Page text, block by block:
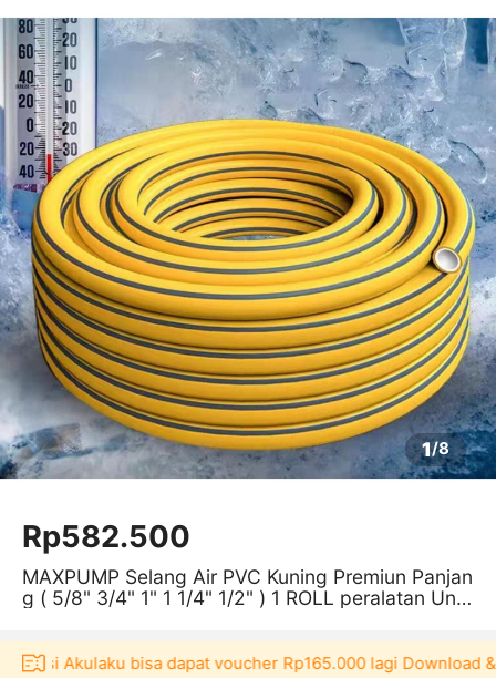
1/8
Rp582.500
MAXPUMP Selang Air PVC Kuning Premiun Panjan
g ( 5/8" 3/4" 1" 1 1/4" 1/2" ) 1 ROLL peralatan Untu
Akulaku bisa dapat voucher Rp165.000 lagi Download &